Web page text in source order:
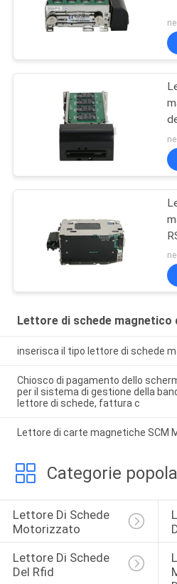
Lettore di schede magnetico
inserisca il tipo lettore di schede
Chiosco di pagamento dello
per il sistema di gestione della
lettore di schede, fattura c
Lettore di carte magnetiche SCM
Categorie
Lettore Di Schede
Motorizzato
Lettore Di Schede
Del Rfid